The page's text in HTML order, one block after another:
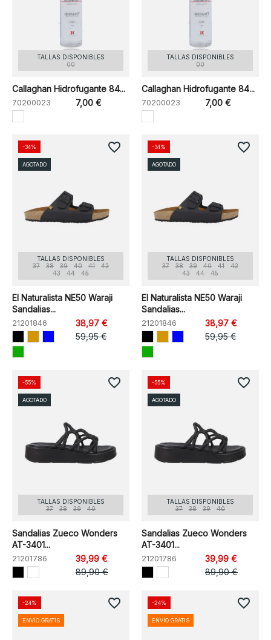
TALLAS DISPONIBLES
00
Callaghan Hidrofugante 84...
70200023 7,00 €
TALLAS DISPONIBLES
00
Callaghan Hidrofugante 84...
70200023 7,00 €
TALLAS DISPONIBLES
37
38 39 40 41
42
43
44 45
El Naturalista NE50 Waraji
Sandalias...
21201846
38,97 €
59,95 €
-34%
AGOTADO
favorite_border
TALLAS DISPONIBLES
37
38 39 40 41
42
43
44 45
El Naturalista NE50 Waraji
Sandalias...
21201846
38,97 €
59,95 €
-34%
AGOTADO
favorite_border
TALLAS DISPONIBLES
37
38 39 40
Sandalias Zueco Wonders
AT-3401...
21201786
39,99 €
89,90 €
-55%
AGOTADO
favorite_border
TALLAS DISPONIBLES
37
38 39 40
Sandalias Zueco Wonders
AT-3401...
21201786
39,99 €
89,90 €
-55%
AGOTADO
favorite_border
-24%
ENVÍO GRATIS
favorite_border -24%
ENVÍO GRATIS
favorite_border